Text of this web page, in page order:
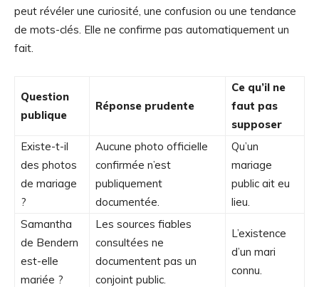
peut révéler une curiosité, une confusion ou une tendance
de mots-clés. Elle ne confirme pas automatiquement un
fait.
Question
publique
Réponse prudente
Ce qu’il ne
faut pas
supposer
Existe-t-il
des photos
de mariage
?
Aucune photo officielle
confirmée n’est
publiquement
documentée.
Qu’un
mariage
public ait eu
lieu.
Samantha
de Bendern
est-elle
mariée ?
Les sources fiables
consultées ne
documentent pas un
conjoint public.
L’existence
d’un mari
connu.